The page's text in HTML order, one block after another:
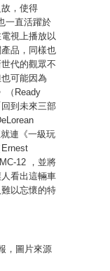
，使得
一直活躍於
視上播放以
品，同樣也
代的觀眾不
可能因為
（Ready
到未來三部
連《一級玩
12 ，並將
看出這輛車
以忘懷的特
，圖片來源